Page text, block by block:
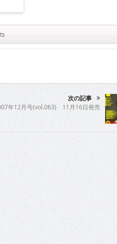
次の記事
年12月号(vol.063) 11月16日発売